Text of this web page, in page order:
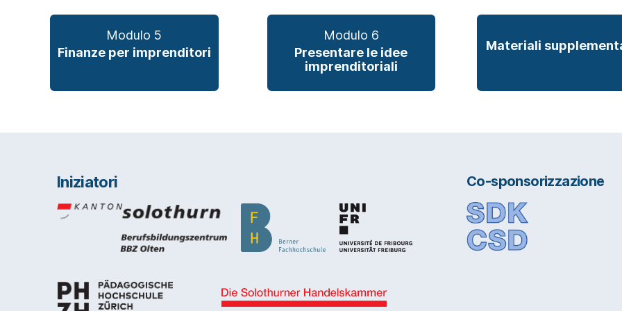
Modulo 5
Finanze per imprenditori
Modulo 6
Presentare le idee
imprenditoriali
Materiali
Iniziatori Co-sponsorizzazione